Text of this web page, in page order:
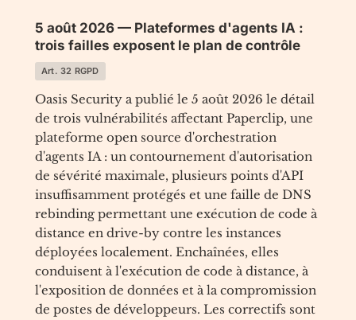
5 août 2026 — Plateformes d'agents IA :
trois failles exposent le plan de contrôle
Art. 32 RGPD
Oasis Security a publié le 5 août 2026 le détail
de trois vulnérabilités affectant Paperclip, une
plateforme open source d'orchestration
d'agents IA : un contournement d'autorisation
de sévérité maximale, plusieurs points d'API
insuffisamment protégés et une faille de DNS
rebinding permettant une exécution de code à
distance en drive-by contre les instances
déployées localement. Enchaînées, elles
conduisent à l'exécution de code à distance, à
l'exposition de données et à la compromission
de postes de développeurs. Les correctifs sont